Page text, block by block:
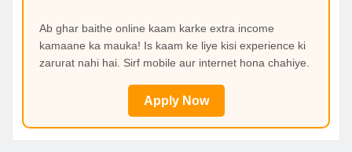
Ab ghar baithe online kaam karke extra income
kamaane ka mauka! Is kaam ke liye kisi experience ki
zarurat nahi hai. Sirf mobile aur internet hona chahiye.
Apply Now